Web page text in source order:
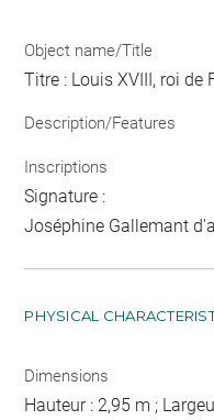
Object name/Title
Titre : Louis XVIII, roi de
Description/Features
Inscriptions
Signature :
Joséphine Gallemant
PHYSICAL
Dimensions
Hauteur : 2,95 m ;